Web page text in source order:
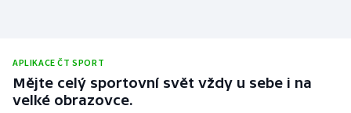
Olympijské hry
Parasport
APLIKACE ČT SPORT
Mějte celý sportovní svět vždy u sebe i na
velké obrazovce.